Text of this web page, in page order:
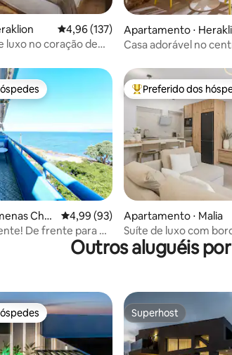
4,96 de uma avaliação média de 5,
4,96 (137)
luxo no coração de
Apartamento ⋅
Casa adorável no
preferidos dos hóspedes
Cher
4,99 de uma avaliação média de 5,
4,99 (93)
De frente para o
Entre os melhores
Preferido dos
Apartamento ⋅ Malia
Suíte de luxo com
Outros aluguéis
preferidos dos hóspedes Superhost
Superhost